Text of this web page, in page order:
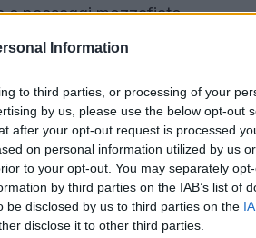
Information
to third parties, or processing of your
by us, please use the below opt-out
after your opt-out request is processed
on personal information utilized by us
to your opt-out. You may separately
by third parties on the IAB’s list of
be disclosed by us to third parties on the
disclose it to other third parties.
e paesaggi mozzafiato.